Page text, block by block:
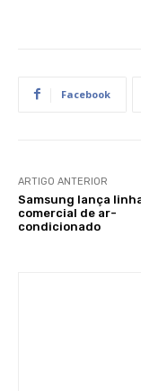
Facebook
ARTIGO ANTERIOR
Samsung lança
comercial de ar-
condicionado